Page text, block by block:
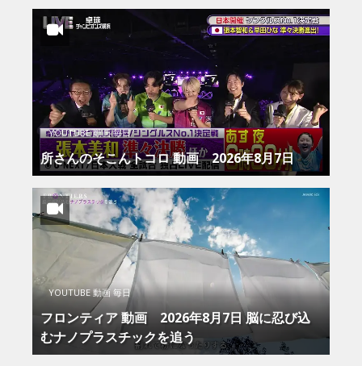
YOUTUBE 動画 毎日
所さんのそこんトコロ 動画 2026年8月7日
YOUTUBE 動画 毎日
フロンティア 動画 2026年8月7日 脳に忍び込
むナノプラスチックを追う